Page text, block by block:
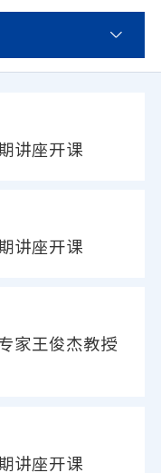
讲座开课
讲座开课
家王俊杰教授
讲座开课